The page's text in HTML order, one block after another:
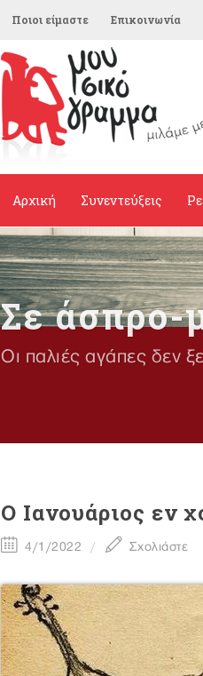
Ποιοι είμαστε Επικοινωνία
Αρχική Συνεντεύξεις
Σε άσπρο-
Οι παλιές αγάπες δεν
Ο Ιανουάριος εν
4/1/2022 Σχολιάστε